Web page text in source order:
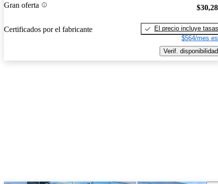
Gran oferta
Certificados por el fabricante
El precio incluye tasas
$564/mes
Verif. disponibilidad